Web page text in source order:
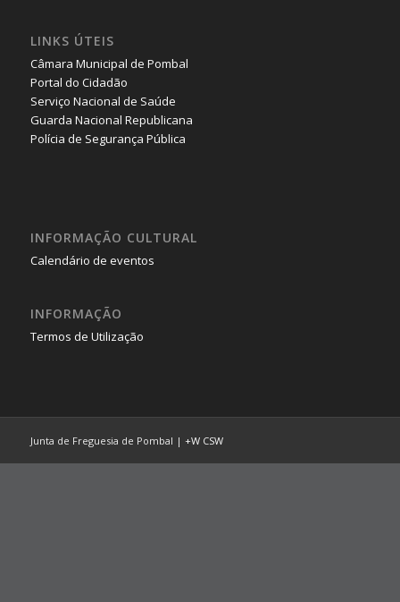
LINKS ÚTEIS
Câmara Municipal de Pombal
Portal do Cidadão
Serviço Nacional de Saúde
Guarda Nacional Republicana
Polícia de Segurança Pública
INFORMAÇÃO CULTURAL
Calendário de eventos
INFORMAÇÃO
Termos de Utilização
Junta de Freguesia de Pombal | +W CSW